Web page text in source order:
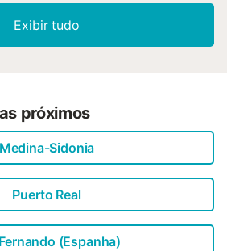
Exibir tudo
próximos
Medina-Sidonia
Puerto Real
(Espanha)